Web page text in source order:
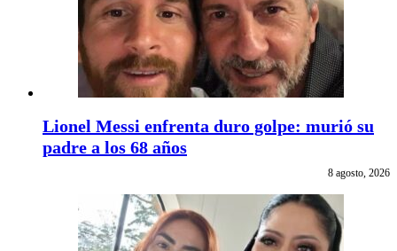
Lionel Messi enfrenta duro golpe: murió su
padre a los 68 años
8 agosto, 2026